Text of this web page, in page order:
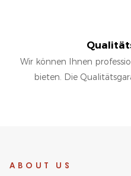
Wir können Ihnen
bieten. Die
ABOUT US